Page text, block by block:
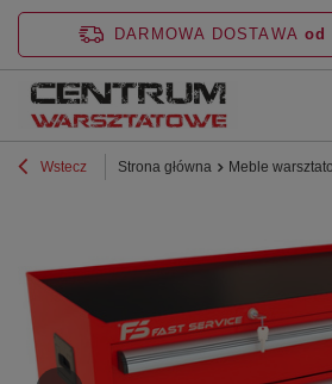
DARMOWA DOSTAWA od
Wstecz Strona główna Meble